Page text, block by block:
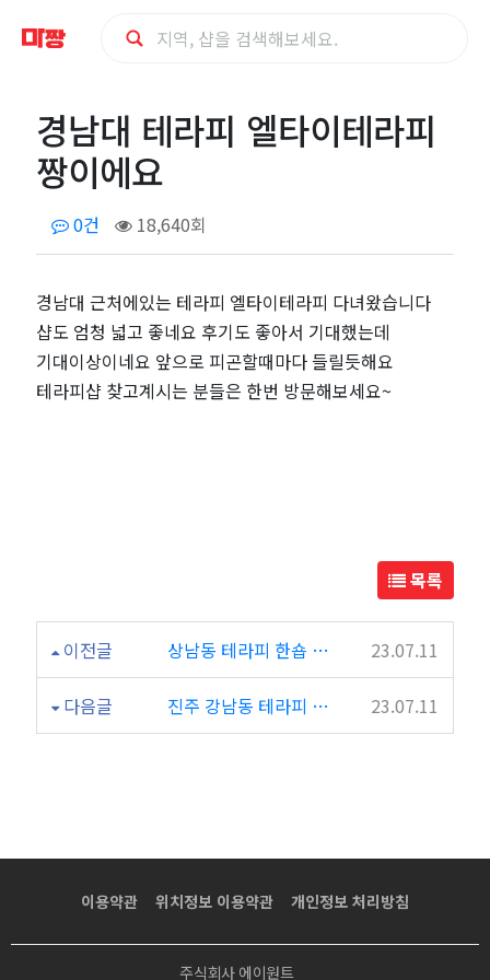
남
테
라
피
엘
라
피
짱
경남대 테라피 엘타이테라피
짱이에요
0건 18,640회
경남대 근처에있는 테라피 엘타이테라피 다녀왔습니다
샵도 엄청 넓고 좋네요 후기도 좋아서 기대했는데
기대이상이네요 앞으로 피곤할때마다 들릴듯해요
테라피샵 찾고계시는 분들은 한번 방문해보세요~
목록
이전글 상남동 테라피 한숍 후기 23.07.11
다음글 진주 강남동 테라피 리미티드 넘 조아요~ 23.07.11
이용약관 위치정보 이용약관 개인정보 처리방침
주식회사 에이원트